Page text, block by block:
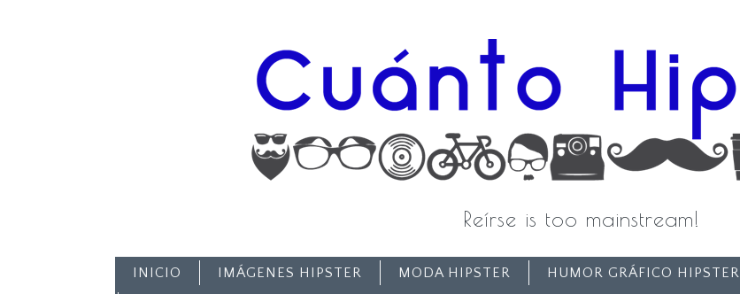
Reírse is too mainstream!
INICIO IMÁGENES HIPSTER MODA HIPSTER HUMOR GRÁFICO HIPSTER